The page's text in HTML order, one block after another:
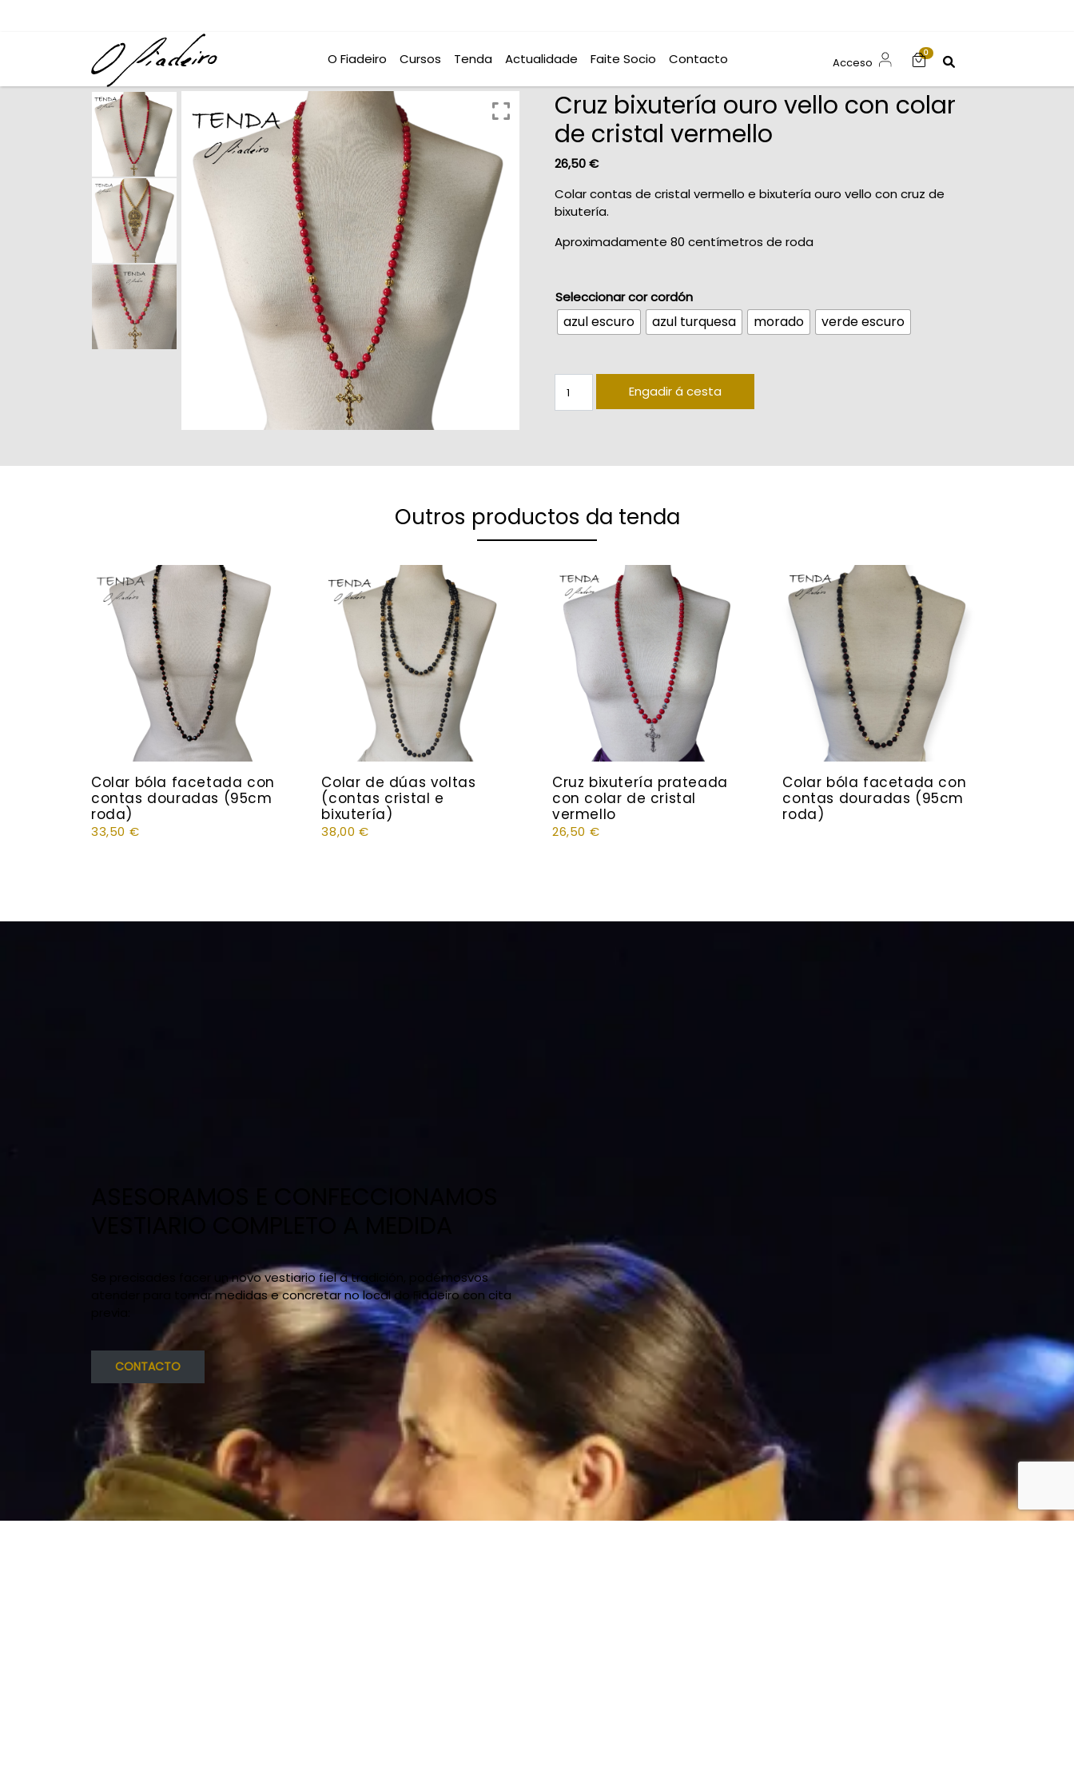
O Fiadeiro Cursos Tenda Actualidade Faite Socio Contacto Acceso
0
Cruz bixutería ouro vello con colar
de cristal vermello
26,50€
Colar contas de cristal vermello e bixutería ouro vello con cruz de
bixutería.
Aproximadamente 80 centímetros de roda
azul escuro azul turquesa morado verde escuro
Seleccionar cor cordón
Engadir á cesta
Outros productos da tenda
Colar bóla facetada con
contas douradas (95cm
roda)
33,50 €
Colar de dúas voltas
(contas cristal e
bixutería)
38,00€
Cruz bixutería prateada
con colar de cristal
vermello
26,50 €
Colar bóla facetada con
contas douradas (95cm
roda)
Se precisades facer un novo vestiario fiel á tradición, podémosvos
atender para tomar medidas e concretar no local do Fiadeiro con cita
CONTACTO